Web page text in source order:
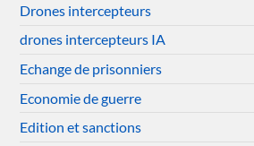
Drones intercepteurs
drones intercepteurs IA
Echange de prisonniers
Economie de guerre
Edition et sanctions